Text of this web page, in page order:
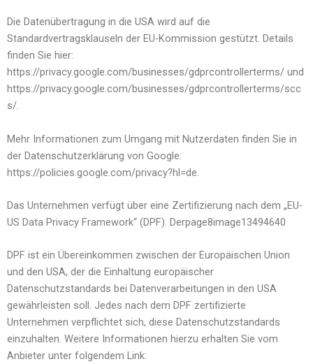
Die Datenübertragung in die USA wird auf die
Standardvertragsklauseln der EU-Kommission gestützt. Details
finden Sie hier:
https://privacy.google.com/businesses/gdprcontrollerterms/ und
https://privacy.google.com/businesses/gdprcontrollerterms/scc
s/.
Mehr Informationen zum Umgang mit Nutzerdaten finden Sie in
der Datenschutzerklärung von Google:
https://policies.google.com/privacy?hl=de.
Das Unternehmen verfügt über eine Zertifizierung nach dem „EU-
US Data Privacy Framework“ (DPF). Derpage8image13494640
DPF ist ein Übereinkommen zwischen der Europäischen Union
und den USA, der die Einhaltung europäischer
Datenschutzstandards bei Datenverarbeitungen in den USA
gewährleisten soll. Jedes nach dem DPF zertifizierte
Unternehmen verpflichtet sich, diese Datenschutzstandards
einzuhalten. Weitere Informationen hierzu erhalten Sie vom
Anbieter unter folgendem Link: